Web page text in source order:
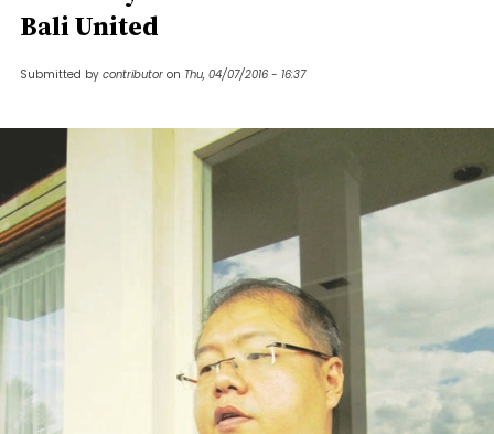
Bali United
Submitted by contributor on Thu, 04/07/2016 - 16:37